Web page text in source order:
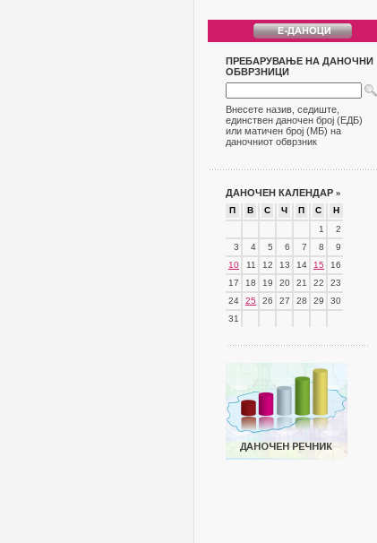
ПРЕБАРУВАЊЕ НА ДАНОЧНИ
ОБВРЗНИЦИ
Внесете назив, седиште,
единствен даночен број (ЕДБ)
или матичен број (МБ) на
даночниот обврзник
ДАНОЧЕН КАЛЕНДАР »
П В С Ч П С
Н
1
2
3
4 5 6 7 8
9
10
11 12 13 14 15
16
17
18 19 20 21 22
23
24
25 26 27 28 29
30
31